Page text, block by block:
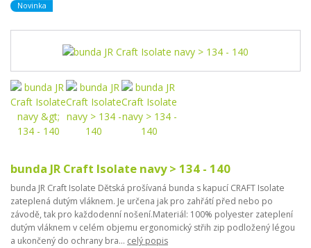
Novinka
bunda JR Craft Isolate navy > 134 - 140
bunda JR Craft Isolate Dětská prošívaná bunda s kapucí CRAFT Isolate
zateplená dutým vláknem. Je určena jak pro zahřátí před nebo po
závodě, tak pro každodenní nošení.Materiál: 100% polyester zateplení
dutým vláknem v celém objemu ergonomický střih zip podložený légou
a ukončený do ochrany bra... celý popis